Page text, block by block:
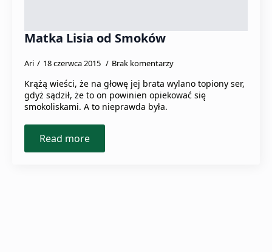
Matka Lisia od Smoków
Ari 18 czerwca 2015 Brak komentarzy
Krążą wieści, że na głowę jej brata wylano topiony ser,
gdyż sądził, że to on powinien opiekować się
smokoliskami. A to nieprawda była.
Read more